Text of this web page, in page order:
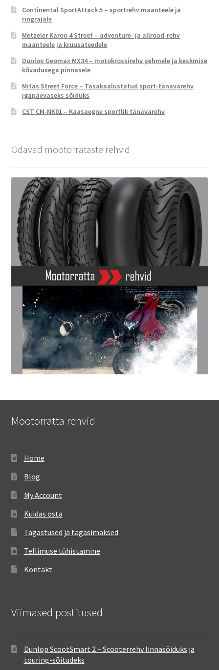
Continental SportAttack 5 – sportrehv maanteele ja
ringrajale
Metzeler Karoo 4 Street – adventure- ja allroad-rehv
maanteele ja kruusateedele
Dunlop Geomax MX34 – motokrossirehv pehmele ja keskmise
kõvadusega pinnasele
Mitas Street Force – Tasakaalustatud sport-tänavarehv
igapäevaseks sõiduks
CST CM-NK01 – Kaasaegne sportlik tänavarehv
Odavad mootorrataste rehvid
Mootorratta rehvid
Home
Blog
My Account
Kuidas osta
Tagastused ja tagasimaksed
Tellimuse tühistamine
Kontakt
Viimased postitused
Dunlop ScootSmart 2 – Scooterrehv linnasõiduks ja
touring-sõitudeks